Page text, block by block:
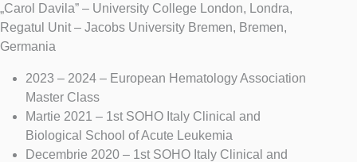
„Carol Davila” – University College London, Londra,
Regatul Unit – Jacobs University Bremen, Bremen,
Germania
2023 – 2024 – European Hematology Association
Master Class
Martie 2021 – 1st SOHO Italy Clinical and
Biological School of Acute Leukemia
Decembrie 2020 – 1st SOHO Italy Clinical and